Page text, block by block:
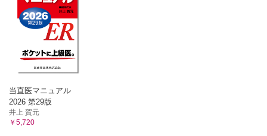
当直医マニュアル
2026 第29版
井上 賀元
￥5,720